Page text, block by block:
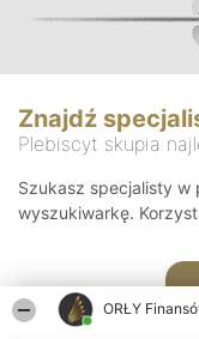
ORŁY
Znajdź
Plebiscyt skupia
Szukasz specjalisty w
wyszukiwarkę.